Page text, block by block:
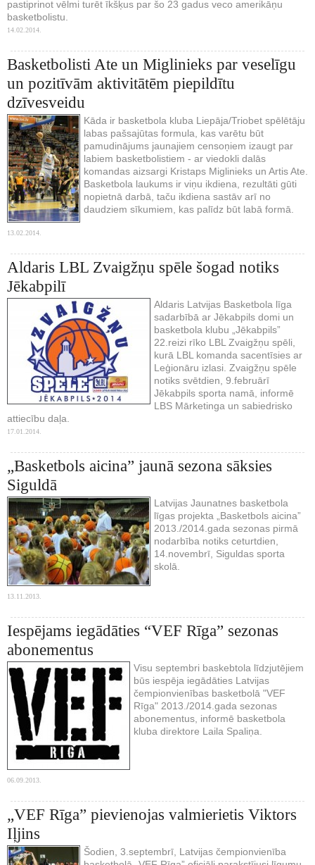
pastiprinot vēlmi turēt īkšķus par šo 23 gadus veco amerikāņu
basketbolistu.
14.02.2014.
Basketbolisti Ate un Miglinieks par veselīgu
un pozitīvām aktivitātēm piepildītu
dzīvesveidu
Kāda ir basketbola kluba Liepāja/Triobet spēlētāju
labas pašsajūtas formula, kas varētu būt
pamudinājums jaunajiem censoņiem izaugt par
labiem basketbolistiem - ar viedokli dalās
komandas aizsargi Kristaps Miglinieks un Artis Ate.
Basketbola laukums ir viņu ikdiena, rezultāti gūti
nopietnā darbā, taču ikdiena sastāv arī no
daudziem sīkumiem, kas palīdz būt labā formā.
13.02.2014.
Aldaris LBL Zvaigžņu spēle šogad notiks
Jēkabpilī
Aldaris Latvijas Basketbola līga
sadarbībā ar Jēkabpils domi un
basketbola klubu „Jēkabpils”
22.reizi rīko LBL Zvaigžņu spēli,
kurā LBL komanda sacentīsies ar
Leģionāru izlasi. Zvaigžņu spēle
notiks svētdien, 9.februārī
Jēkabpils sporta namā, informē
LBS Mārketinga un sabiedrisko
attiecību daļa.
17.01.2014.
„Basketbols aicina” jaunā sezona sāksies
Siguldā
Latvijas Jaunatnes basketbola
līgas projekta „Basketbols aicina”
2013./2014.gada sezonas pirmā
nodarbība notiks ceturtdien,
14.novembrī, Siguldas sporta
skolā.
13.11.2013.
Iespējams iegādāties “VEF Rīga” sezonas
abonementus
Visu septembri baskebtola līdzjutējiem
būs iespēja iegādāties Latvijas
čempionvienības basketbolā "VEF
Rīga" 2013./2014.gada sezonas
abonementus, informē basketbola
kluba direktore Laila Spaliņa.
06.09.2013.
„VEF Rīga” pievienojas valmierietis Viktors
Iļjins
Šodien, 3.septembrī, Latvijas čempionvienība